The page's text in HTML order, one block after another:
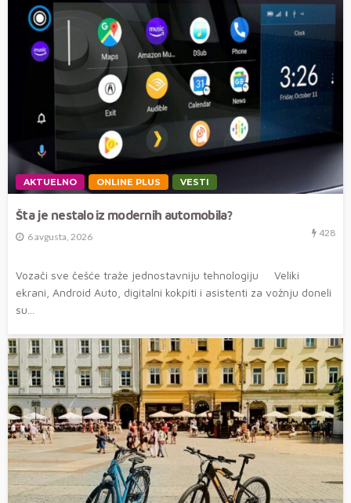
AKTUELNO ONLINE PLUS VESTI
Šta je nestalo iz modernih automobila?
6 avgusta, 2026 428
Vozači sve češće traže jednostavniju tehnologiju Veliki
ekrani, Android Auto, digitalni kokpiti i asistenti za vožnju doneli
su...